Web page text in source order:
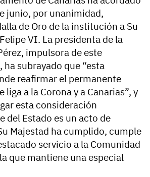
junio, por unanimidad,
de Oro de la institución a Su
VI. La presidenta de la
impulsora de este
subrayado que “esta
reafirmar el permanente
a la Corona y a Canarias”, y
esta consideración
del Estado es un acto de
Majestad ha cumplido, cumple
servicio a la Comunidad
que mantiene una especial